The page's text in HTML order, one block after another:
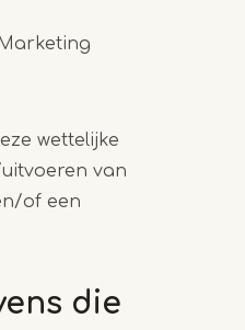
wettelijke
van
of een
die